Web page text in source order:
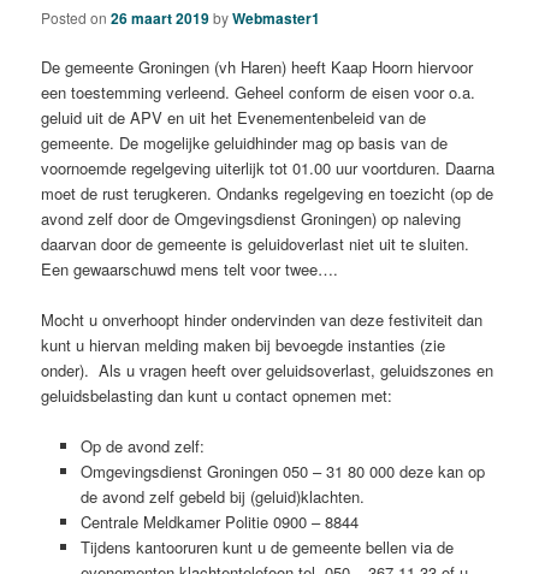
Posted on26 maart 2019byWebmaster1
De gemeente Groningen (vh Haren) heeft Kaap Hoorn hiervoor
een toestemming verleend. Geheel conform de eisen voor o.a.
geluid uit de APV en uit het Evenementenbeleid van de
gemeente. De mogelijke geluidhinder mag op basis van de
voornoemde regelgeving uiterlijk tot 01.00 uur voortduren. Daarna
moet de rust terugkeren. Ondanks regelgeving en toezicht (op de
avond zelf door de Omgevingsdienst Groningen) op naleving
daarvan door de gemeente is geluidoverlast niet uit te sluiten.
Een gewaarschuwd mens telt voor twee….
Mocht u onverhoopt hinder ondervinden van deze festiviteit dan
kunt u hiervan melding maken bij bevoegde instanties (zie
onder). Als u vragen heeft over geluidsoverlast, geluidszones en
geluidsbelasting dan kunt u contact opnemen met:
Op de avond zelf:
Omgevingsdienst Groningen 050 – 31 80 000 deze kan op
de avond zelf gebeld bij (geluid)klachten.
Centrale Meldkamer Politie 0900 – 8844
Tijdens kantooruren kunt u de gemeente bellen via de